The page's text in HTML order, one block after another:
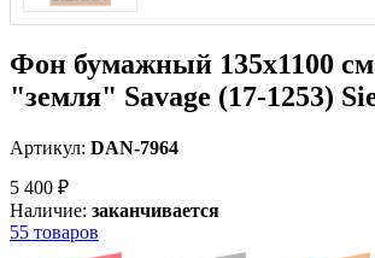
Фон бумажный 135x1100
"земля" Savage (17-1253)
Артикул: DAN-7964
5 400 ₽
Наличие: заканчивается
55 товаров